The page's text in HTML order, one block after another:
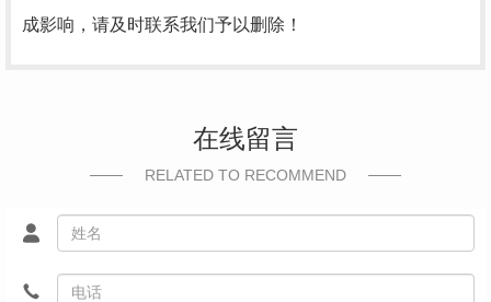
成影响，请及时联系我们予以删除！
在线留言
RELATED TO RECOMMEND